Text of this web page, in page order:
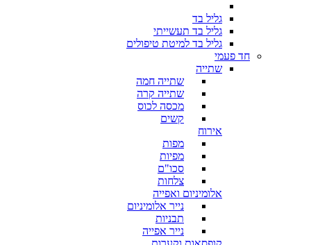
גליל בד
גליל בד תעשייתי
גליל בד למיטת טיפולים
חד פעמי
שתייה
שתייה חמה
שתייה קרה
מכסה לכוס
קשים
אירוח
מפות
מפיות
סכו"ם
צלחות
אלומיניום ואפייה
נייר אלומיניום
תבניות
נייר אפייה